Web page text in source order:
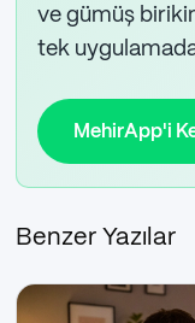
ve gümüş
tek
MehirApp'i
Benzer Yazılar